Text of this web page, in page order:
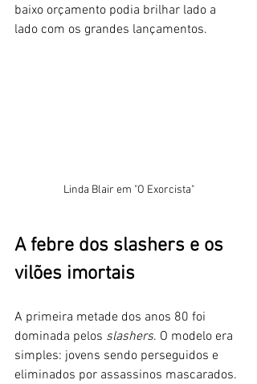
baixo orçamento podia brilhar lado a
lado com os grandes lançamentos.
Linda Blair em "O Exorcista"
A febre dos slashers e os
vilões imortais
A primeira metade dos anos 80 foi
dominada pelos slashers. O modelo era
simples: jovens sendo perseguidos e
eliminados por assassinos mascarados.